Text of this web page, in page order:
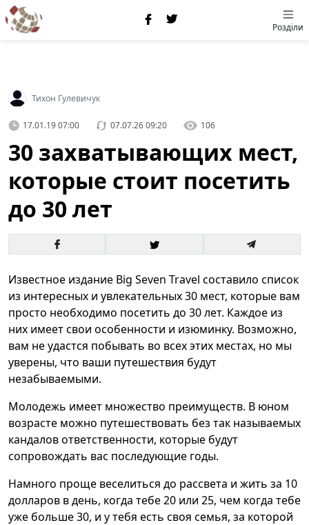
Розділи
Тихон Гулевичук
17.01.19 07:00 07.07.26 09:20 106
30 захватывающих мест,
которые стоит посетить
до 30 лет
Известное издание Big Seven Travel составило список
из интересных и увлекательных 30 мест, которые вам
просто необходимо посетить до 30 лет. Каждое из
них имеет свои особенности и изюминку. Возможно,
вам не удастся побывать во всех этих местах, но мы
уверены, что ваши путешествия будут
незабываемыми.
Молодежь имеет множество преимуществ. В юном
возрасте можно путешествовать без так называемых
кандалов ответственности, которые будут
сопровождать вас последующие годы.
Намного проще веселиться до рассвета и жить за 10
долларов в день, когда тебе 20 или 25, чем когда тебе
уже больше 30, и у тебя есть своя семья, за которой